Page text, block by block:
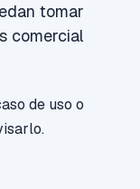
tomar
comercial
de uso o